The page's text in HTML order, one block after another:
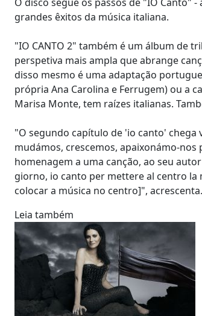
grandes êxitos da música italiana.
"IO CANTO 2" também é um álbum de
perspetiva mais ampla que abrange
disso mesmo é uma adaptação
própria Ana Carolina e Ferrugem) ou a
Marisa Monte, tem raízes italianas.
"O segundo capítulo de 'io canto'
mudámos, crescemos, apaixonámo-
homenagem a uma canção, ao seu
giorno, io canto per mettere al centro la
colocar a música no centro]", acrescenta.
Leia também